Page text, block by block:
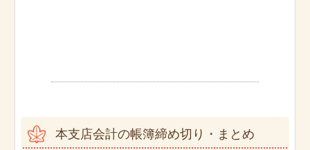
本支店会計の帳簿締め切り・まとめ